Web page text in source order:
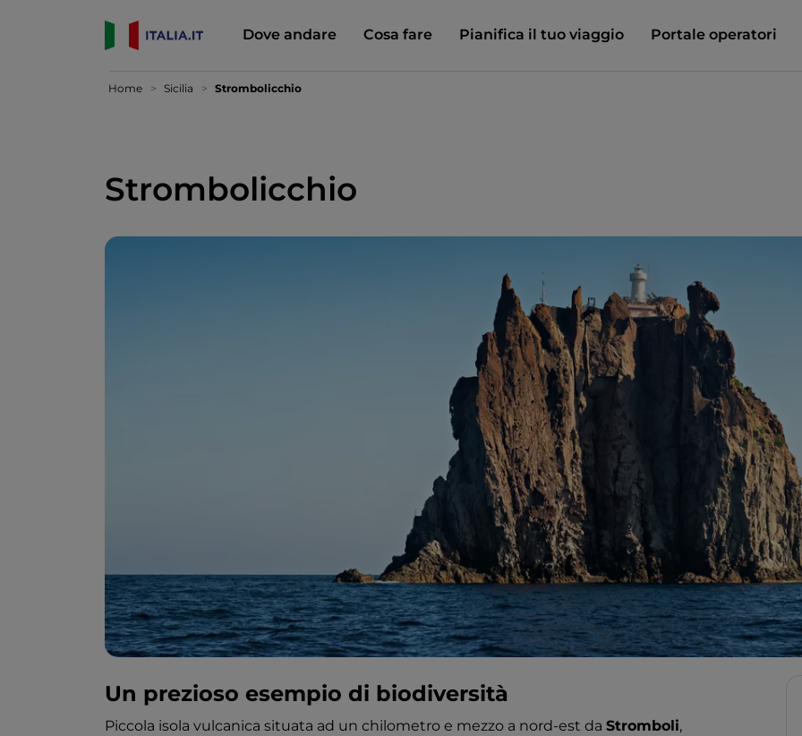
Dove andare Cosa fare Pianifica il tuo viaggio Portale operatori
Home Sicilia Strombolicchio
Strombolicchio
Un prezioso esempio di biodiversità
Piccola isola vulcanica situata ad un chilometro e mezzo a nord-est da Stromboli,